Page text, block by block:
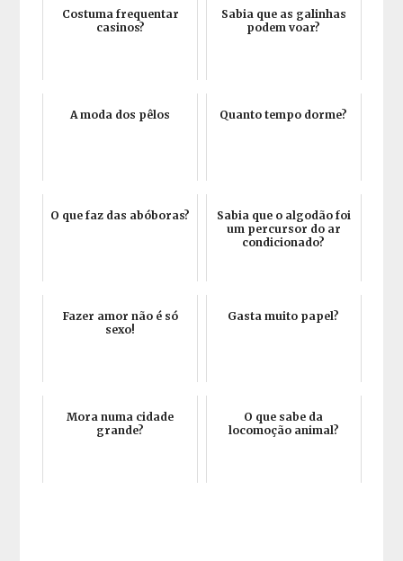
Costuma frequentar
casinos?
Sabia que as galinhas
podem voar?
A moda dos pêlos Quanto tempo dorme?
O que faz das abóboras?
Sabia que o algodão foi
um percursor do ar
condicionado?
Fazer amor não é só
sexo!
Gasta muito papel?
Mora numa cidade
grande?
O que sabe da
locomoção animal?